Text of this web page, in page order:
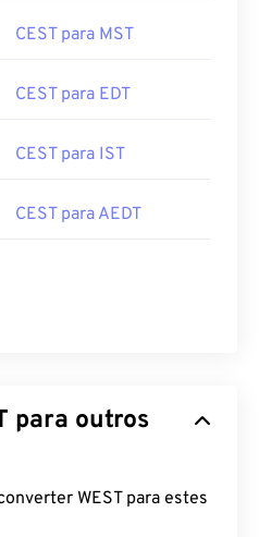
CEST para MST
CEST para EDT
CEST para IST
CEST para AEDT
para outros
WEST para estes